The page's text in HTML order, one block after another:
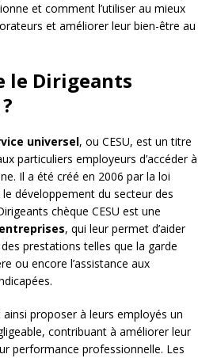
et comment l’utiliser au mieux
et améliorer leur bien-être au
le Dirigeants
universel, ou CESU, est un titre
particuliers employeurs d’accéder à
Il a été créé en 2006 par la loi
développement du secteur des
chèque CESU est une
, qui leur permet d’aider
prestations telles que la garde
ou encore l’assistance aux
proposer à leurs employés un
contribuant à améliorer leur
performance professionnelle. Les